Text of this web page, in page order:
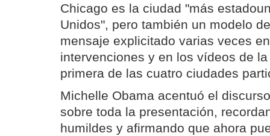
Chicago es la ciudad "más
Unidos", pero también un modelo
mensaje explicitado varias veces
intervenciones y en los vídeos de
primera de las cuatro ciudades
Michelle Obama acentuó el
sobre toda la presentación,
humildes y afirmando que ahora